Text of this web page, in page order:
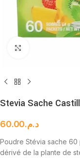
Stevia Sache
د.م.60.00
Poudre Stévia sache 60
dérivé de la plante de